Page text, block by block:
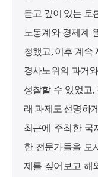
듣고 깊이 있는 토
노동계와 경제계
청했고, 이후 계속
경사노위의 과거
성찰할 수 있었고,
래 과제도 선명하
최근에 주최한 국
한 전문가들을 모
제를 짚어보고 해